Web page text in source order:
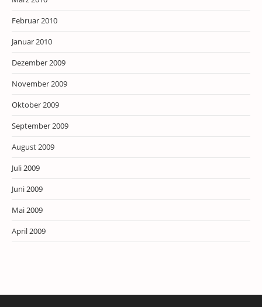
Februar 2010
Januar 2010
Dezember 2009
November 2009
Oktober 2009
September 2009
August 2009
Juli 2009
Juni 2009
Mai 2009
April 2009